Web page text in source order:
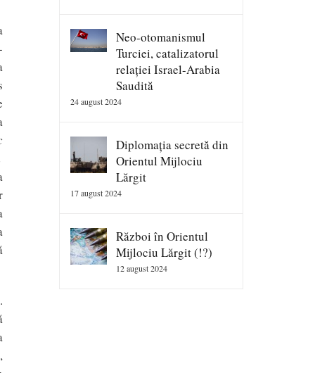
Neo-otomanismul
Turciei, catalizatorul
relației Israel-Arabia
Saudită
24 august 2024
Diplomația secretă din
Orientul Mijlociu
Lărgit
17 august 2024
Război în Orientul
Mijlociu Lărgit (!?)
12 august 2024